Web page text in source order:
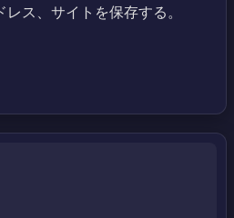
ス、サイトを保存する。